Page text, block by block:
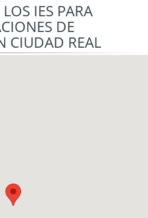
IES PARA
DE
CIUDAD REAL